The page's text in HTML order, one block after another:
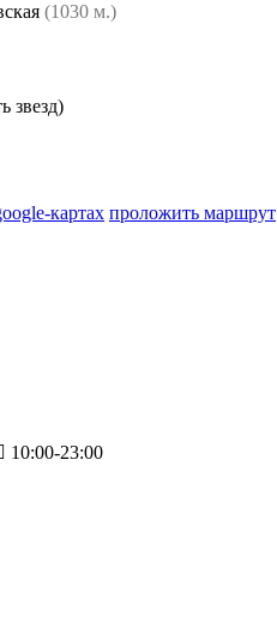
(1030 м.)
звезд)
картах проложить маршрут
10:00-23:00